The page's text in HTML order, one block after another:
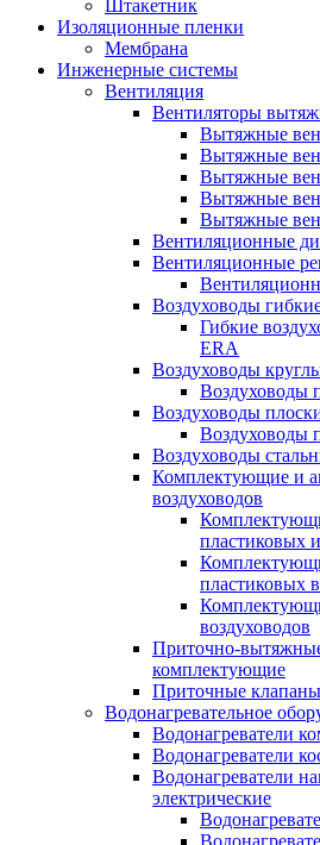
Штакетник
Изоляционные пленки
Мембрана
Инженерные системы
Вентиляция
Вентиляторы
Вытяжные
Вытяжные
Вытяжные
Вытяжные
Вытяжные
Вентиляционные
Вентиляционные
Воздуховоды
Гибкие
ERA
Воздуховоды
Воздуховоды
Воздуховоды
Воздуховоды
Воздуховоды
Комплектующие и
воздуховодов
пластиковых
пластиковых
воздуховодов
Приточно-
комплектующие
Приточные клапаны
Водонагревательное
Водонагреватели
Водонагреватели
Водонагреватели
электрические